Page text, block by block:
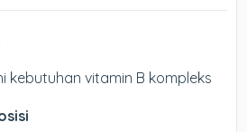
kebutuhan vitamin B kompleks